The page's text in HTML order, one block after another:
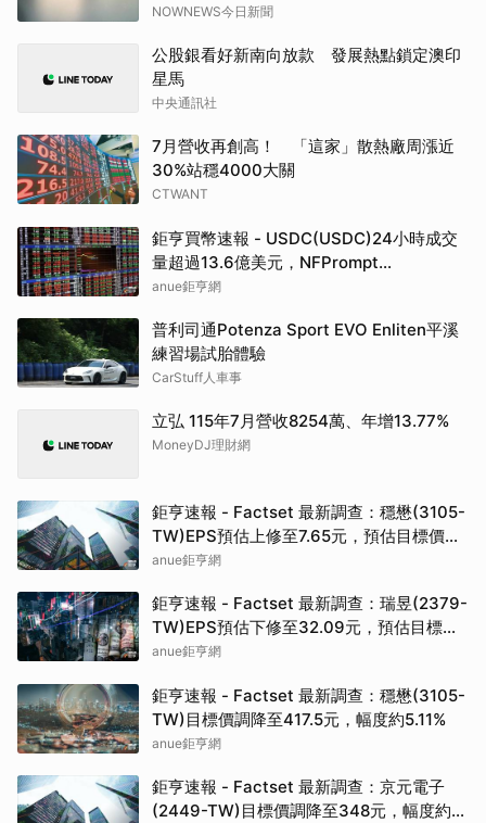
NOWNEWS今日新聞
公股銀看好新南向放款 發展熱點鎖定澳印
星馬
中央通訊社
7月營收再創高！ 「這家」散熱廠周漲近
30%站穩4000大關
CTWANT
鉅亨買幣速報 - USDC(USDC)24小時成交
量超過13.6億美元，NFPrompt
Token(NFP)24小時漲幅達66.2%
anue鉅亨網
普利司通Potenza Sport EVO Enliten平溪
練習場試胎體驗
CarStuff人車事
立弘 115年7月營收8254萬、年增13.77%
MoneyDJ理財網
鉅亨速報 - Factset 最新調查：穩懋(3105-
TW)EPS預估上修至7.65元，預估目標價為
417.5元
anue鉅亨網
鉅亨速報 - Factset 最新調查：瑞昱(2379-
TW)EPS預估下修至32.09元，預估目標價
為717元
anue鉅亨網
鉅亨速報 - Factset 最新調查：穩懋(3105-
TW)目標價調降至417.5元，幅度約5.11%
anue鉅亨網
鉅亨速報 - Factset 最新調查：京元電子
(2449-TW)目標價調降至348元，幅度約